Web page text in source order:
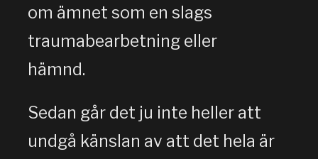
om ämnet som en slags
traumabearbetning eller
hämnd.
Sedan går det ju inte heller att
undgå känslan av att det hela är